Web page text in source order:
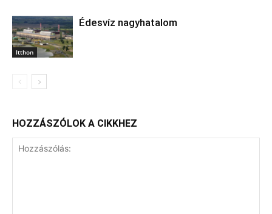
Itthon
Édesvíz nagyhatalom
HOZZÁSZÓLOK A CIKKHEZ